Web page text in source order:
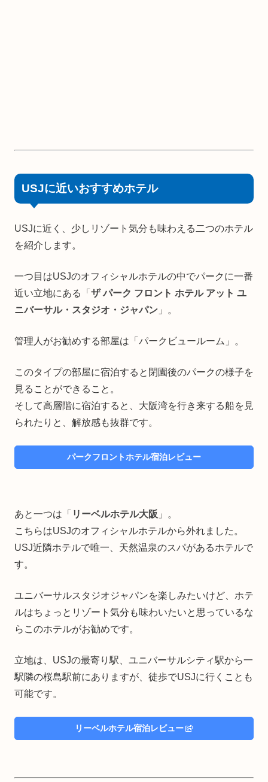
USJに近いおすすめホテル
USJに近く、少しリゾート気分も味わえる二つのホテル
を紹介します。
一つ目はUSJのオフィシャルホテルの中でパークに一番
近い立地にある「 ザ パーク フロント ホテル アット ユ
ニバーサル・スタジオ・ジャパン 」。
管理人がお勧めする部屋は「パークビュールーム」。
このタイプの部屋に宿泊すると閉園後のパークの様子を
見ることができること。
そして高層階に宿泊すると、大阪湾を行き来する船を見
られたりと、解放感も抜群です。
パークフロントホテル宿泊レビュー
あと一つは「 リーベルホテル大阪 」。
こちらはUSJのオフィシャルホテルから外れました。
USJ近隣ホテルで唯一、天然温泉のスパがあるホテルで
す。
ユニバーサルスタジオジャパンを楽しみたいけど、ホテ
ルはちょっとリゾート気分も味わいたいと思っているな
らこのホテルがお勧めです。
立地は、USJの最寄り駅、ユニバーサルシティ駅から一
駅隣の桜島駅前にありますが、徒歩でUSJに行くことも
可能です。
リーベルホテル宿泊レビュー